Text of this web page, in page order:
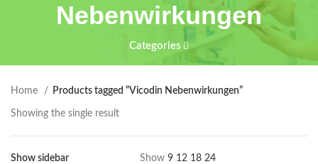
Nebenwirkungen
Categories
Home Products tagged “Vicodin Nebenwirkungen”
Showing the single result
Show sidebar Show 9 12 18 24